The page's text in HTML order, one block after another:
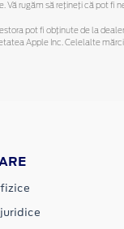
rugăm să reţineţi că pot fi
pot fi obținute de la
Apple Inc. Celelalte